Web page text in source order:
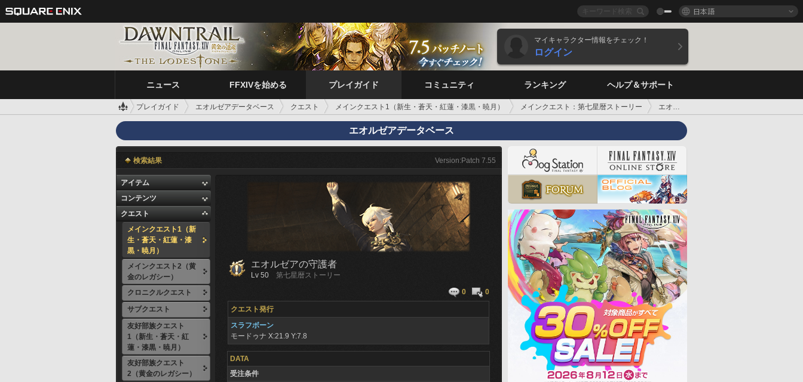
日本語
マイキャラクター情報をチェック！
ログイン
ニュース FFXIVを始める プレイガイド コミュニティ ランキング ヘルプ＆サポート
プレイガイド エオルゼアデータベース クエスト メインクエスト1（新生・蒼天・紅蓮・漆黒・暁月） メインクエスト：第七星暦ストーリー エオルゼアの守護者
エオルゼアデータベース
検索結果 Version:Patch 7.55
アイテム
コンテンツ
クエスト
メインクエスト1（新
生・蒼天・紅蓮・漆
黒・暁月）
メインクエスト2（黄
金のレガシー）
クロニクルクエスト
サブクエスト
友好部族クエスト
1（新生・蒼天・紅
蓮・漆黒・暁月）
友好部族クエスト
2（黄金のレガシー）
エオルゼアの守護者
Lv 50
第七星暦ストーリー
0
0
クエスト発行
スラフボーン
モードゥナ X:21.9 Y:7.8
DATA
受注条件